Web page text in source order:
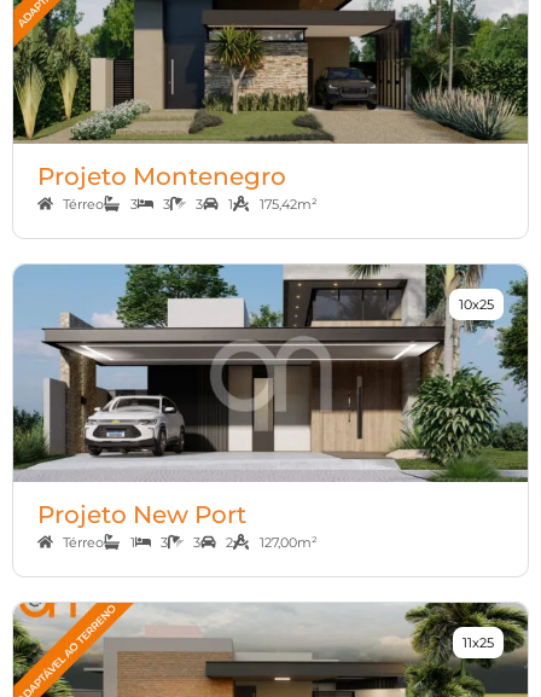
Projeto Montenegro
Térreo 3 3 3 1 175,42m²
10x25
Projeto New Port
Térreo 1 3 3 2 127,00m²
11x25